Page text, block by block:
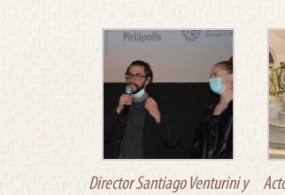
Director Santiago Venturini y